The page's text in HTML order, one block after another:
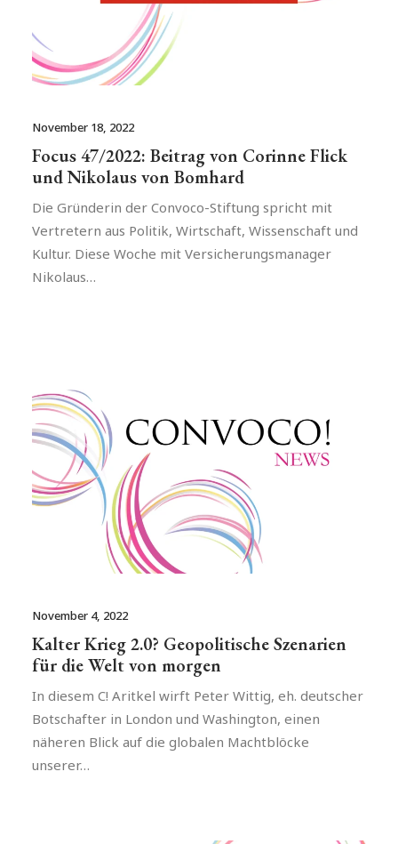
November 18, 2022
Focus 47/2022: Beitrag von Corinne Flick
und Nikolaus von Bomhard
Die Gründerin der Convoco-Stiftung spricht mit
Vertretern aus Politik, Wirtschaft, Wissenschaft und
Kultur. Diese Woche mit Versicherungsmanager
Nikolaus…
November 4, 2022
Kalter Krieg 2.0? Geopolitische Szenarien
für die Welt von morgen
In diesem C! Aritkel wirft Peter Wittig, eh. deutscher
Botschafter in London und Washington, einen
näheren Blick auf die globalen Machtblöcke
unserer…